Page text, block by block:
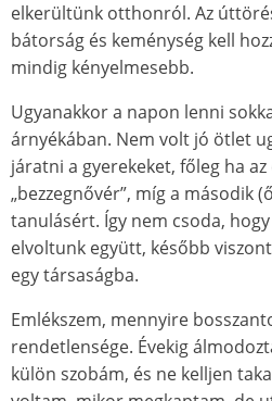
elkerültünk otthonról. Az
bátorság és keménység kell
mindig kényelmesebb.
Ugyanakkor a napon lenni
árnyékában. Nem volt jó ötlet
járatni a gyerekeket, főleg ha
„bezzegnővér”, míg a második
tanulásért. Így nem csoda,
elvoltunk együtt, később
egy társaságba.
Emlékszem, mennyire
rendetlensége. Évekig
külön szobám, és ne kelljen